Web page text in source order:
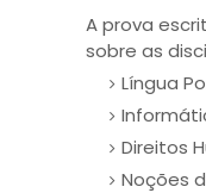
A prova
sobre as
Língua
Direitos
Noções